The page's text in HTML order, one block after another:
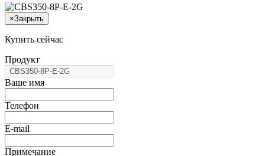
×Закрыть
Купить сейчас
Продукт
Ваше имя
Телефон
E-mail
Примечание